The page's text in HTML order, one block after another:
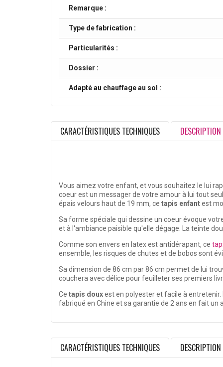
Remarque :
Type de fabrication :
Particularités :
Dossier :
Adapté au chauffage au sol :
CARACTÉRISTIQUES TECHNIQUES DESCRIPTION
Vous aimez votre enfant, et vous souhaitez le lui
coeur est un messager de votre amour à lui tout
épais velours haut de 19 mm, ce tapis enfantest
Sa forme spéciale qui dessine un coeur évoque
et à l'ambiance paisible qu'elle dégage. La teinte
Comme son envers en latex est antidérapant, ce
ensemble, les risques de chutes et de bobos sont
Sa dimension de 86 cm par 86 cm permet de lui
couchera avec délice pour feuilleter ses premiers
Ce tapis douxest en polyester et facile à entretenir.
fabriqué en Chine et sa garantie de 2 ans en fait un
CARACTÉRISTIQUES TECHNIQUES DESCRIPTION